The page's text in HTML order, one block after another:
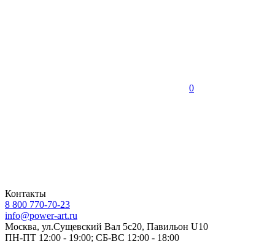
0
Контакты
8 800 770-70-23
info@power-art.ru
Москва, ул.Сущевский Вал 5с20, Павильон U10
ПН-ПТ 12:00 - 19:00; СБ-ВС 12:00 - 18:00